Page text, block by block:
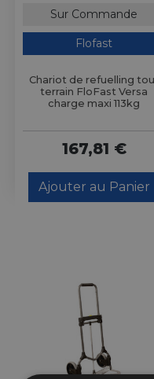
Sur Commande
Flofast
Chariot de refuelling
terrain FloFast Versa
charge maxi 113kg
167,81 €
Ajouter au Panier